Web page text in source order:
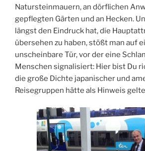
Natursteinmauern, an dörflichen
gepflegten Gärten und an Hecken.
längst den Eindruck hat, die
übersehen zu haben, stößt man auf
unscheinbare Tür, vor der eine
Menschen signalisiert: Hier bist Du
die große Dichte japanischer und
Reisegruppen hätte als Hinweis